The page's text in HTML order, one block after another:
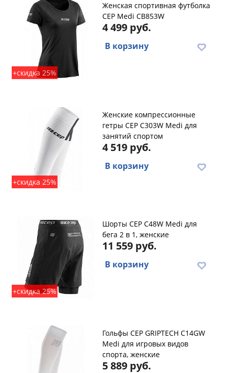
+скидка 25%
Женская спортивная футболка
CEP Medi CB853W
4 499 руб.
В корзину
+скидка 25%
Женские компрессионные
гетры CEP C303W Medi для
занятий спортом
4 519 руб.
В корзину
+скидка 25%
Шорты CEP C48W Medi для
бега 2 в 1, женские
11 559 руб.
В корзину
Гольфы CEP GRIPTECH C14GW
Medi для игровых видов
спорта, женские
5 889 руб.